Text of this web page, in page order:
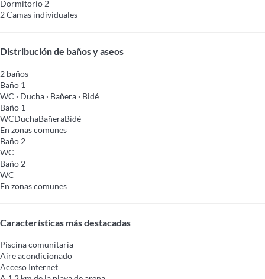
Dormitorio 2
2 Camas individuales
Distribución de baños y aseos
2 baños
Baño 1
WC · Ducha · Bañera · Bidé
Baño 1
WCDuchaBañeraBidé
En zonas comunes
Baño 2
WC
Baño 2
WC
En zonas comunes
Características más destacadas
Piscina comunitaria
Aire acondicionado
Acceso Internet